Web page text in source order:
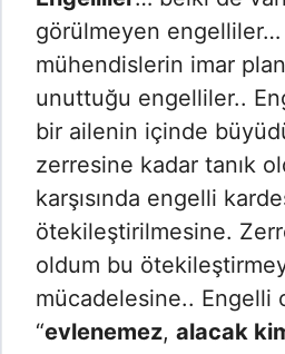
görülmeyen
mühendislerin imar
unuttuğu engelliler..
bir ailenin içinde
zerresine kadar tanık
karşısında engelli
ötekileştirilmesine.
oldum bu
mücadelesine.. Engelli
“evlenemez, alacak